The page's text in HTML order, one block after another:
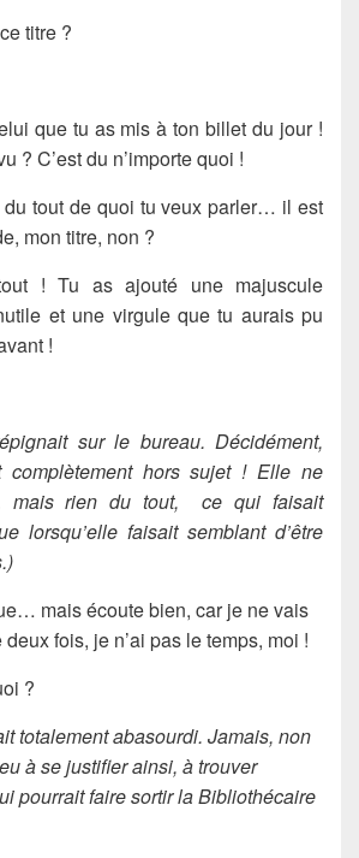
titre ?
que tu as mis à ton billet du jour !
? C’est du n’importe quoi !
tout de quoi tu veux parler… il est
mon titre, non ?
! Tu as ajouté une majuscule
et une virgule que tu aurais pu
!
sur le bureau. Décidément,
complètement hors sujet ! Elle ne
mais rien du tout, ce qui faisait
lorsqu’elle faisait semblant d’être
mais écoute bien, car je ne vais
fois, je n’ai pas le temps, moi !
?
totalement abasourdi. Jamais, non
à se justifier ainsi, à trouver
pourrait faire sortir la Bibliothécaire